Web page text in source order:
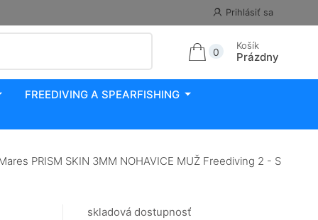
Prihlásiť sa
0
Košík
Prázdny
FREEDIVING A SPEARFISHING
PRISM SKIN 3MM NOHAVICE MUŽ Freediving 2 - S
skladová dostupnosť